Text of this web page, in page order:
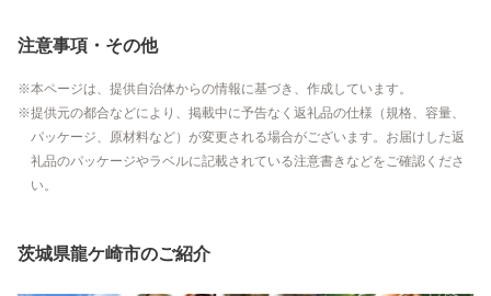
注意事項・その他
本ページは、提供自治体からの情報に基づき、作成しています。
提供元の都合などにより、掲載中に予告なく返礼品の仕様（規格、容量、
パッケージ、原材料など）が変更される場合がございます。お届けした返
礼品のパッケージやラベルに記載されている注意書きなどをご確認くださ
い。
茨城県龍ケ崎市のご紹介